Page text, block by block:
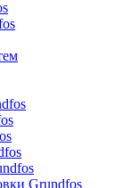
Grundfos